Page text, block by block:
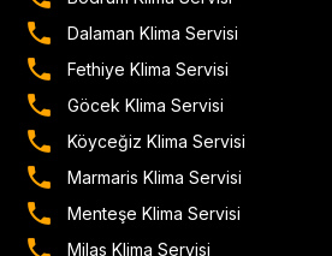
Dalaman Klima Servisi
Fethiye Klima Servisi
Göcek Klima Servisi
Köyceğiz Klima Servisi
Marmaris Klima Servisi
Menteşe Klima Servisi
Milas Klima Servisi